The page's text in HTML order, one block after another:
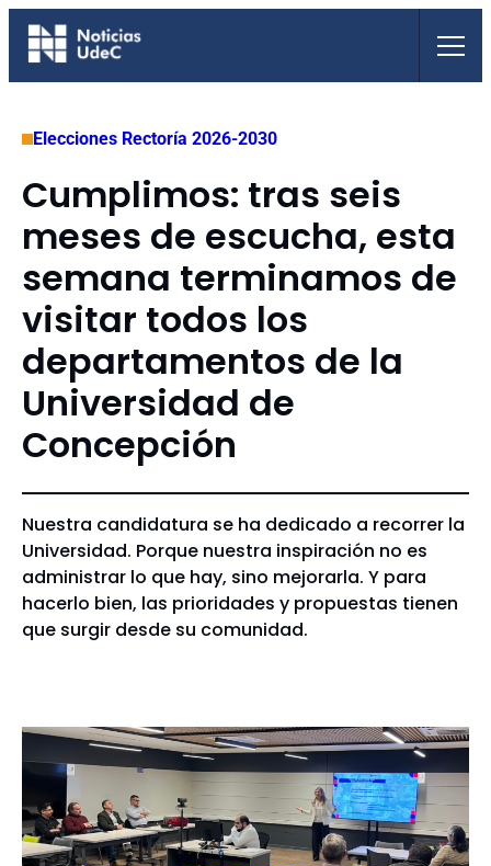
Saltar
Elecciones Rectoría 2026-2030
Cumplimos: tras seis
meses de escucha, esta
semana terminamos de
visitar todos los
departamentos de la
Universidad de
Concepción
Nuestra candidatura se ha dedicado a recorrer la
Universidad. Porque nuestra inspiración no es
administrar lo que hay, sino mejorarla. Y para
hacerlo bien, las prioridades y propuestas tienen
que surgir desde su comunidad.